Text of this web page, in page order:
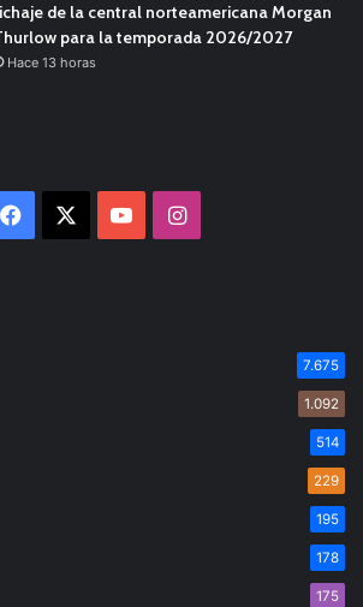
de la central norteamericana Morgan
para la temporada 2026/2027
Hace 13 horas
Facebook YouTubeInstagram
7.675
1.092
514
229
195
178
175